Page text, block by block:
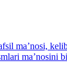
ma’nosi,
ma’nosini